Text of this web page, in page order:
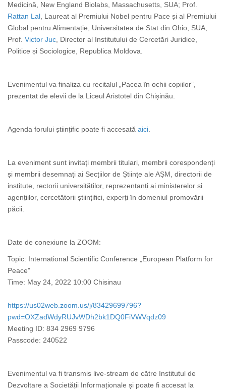
Medicină, New England Biolabs, Massachusetts, SUA; Prof.
Rattan Lal , Laureat al Premiului Nobel pentru Pace și al Premiului
Global pentru Alimentație, Universitatea de Stat din Ohio, SUA;
Prof. Victor Juc Director al Institutului de Cercetări Juridice,
Politice și Sociologice , Republica Moldova.
Evenimentul va finaliza cu recitalul „Pacea în ochii copiilor”,
prezentat de elevii de la Liceul Aristotel din Chișinău.
Agenda forului științific poate fi accesată aici
La eveniment sunt invitați membrii titulari, membrii corespondenți
și membrii desemnați ai Secțiilor de Științe ale AȘM, directorii de
institute, rectorii universităților, reprezentanți ai ministerelor și
agențiilor, cercetătorii științifici, experți în domeniul promovării
păcii.
Date de conexiune la ZOOM:
Topic: International Scientific Conference „European Platform for
Peace"
Time: May 24, 2022 10:00 Chisinau
https://us02web.zoom.us/j/83429699796?
pwd=OXZadWdyRUJvWDh2bk1DQ0FiVWVqdz09
Meeting ID: 834 2969 9796
Passcode: 240522
Evenimentul va fi transmis live-stream de către Institutul de
Dezvoltare a Societății Informaționale și poate fi accesat la